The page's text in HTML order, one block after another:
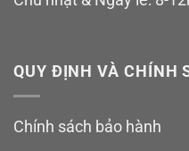
QUY ĐỊNH VÀ CHÍNH
Chính sách bảo hành